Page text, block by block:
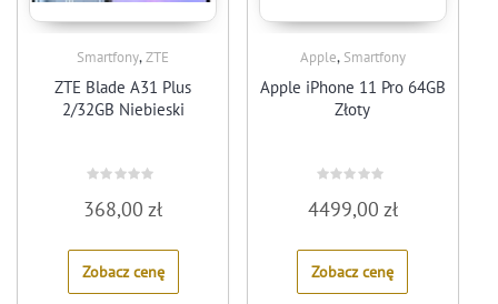
Smartfony,ZTE
ZTE Blade A31 Plus
2/32GB Niebieski
0
out
5
368,00zł
Zobacz cenę
Apple, Smartfony
Apple iPhone 11 Pro 64GB
Złoty
0
out
5
4499,00 zł
Zobacz cenę